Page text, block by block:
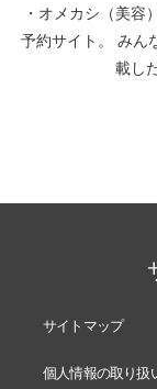
・ オメカシ（美容）
予約サイト。
みん
載し
サイトマップ
個人情報の取り扱